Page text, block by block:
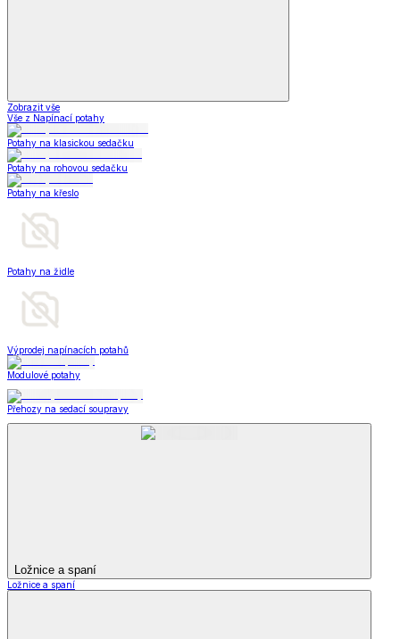
Zobrazit vše
Vše z Napínací potahy
Potahy na klasickou sedačku
Potahy na rohovou sedačku
Potahy na křeslo
Potahy na židle
Výprodej napínacích potahů
Modulové potahy
Přehozy na sedací soupravy
Ložnice a spaní
Ložnice a spaní